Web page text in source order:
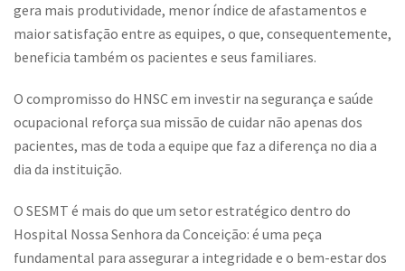
gera mais produtividade, menor índice de afastamentos e
maior satisfação entre as equipes, o que, consequentemente,
beneficia também os pacientes e seus familiares.
O compromisso do HNSC em investir na segurança e saúde
ocupacional reforça sua missão de cuidar não apenas dos
pacientes, mas de toda a equipe que faz a diferença no dia a
dia da instituição.
O SESMT é mais do que um setor estratégico dentro do
Hospital Nossa Senhora da Conceição: é uma peça
fundamental para assegurar a integridade e o bem-estar dos